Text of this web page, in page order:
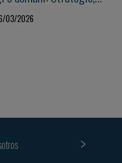
per un Sistema
03/2026